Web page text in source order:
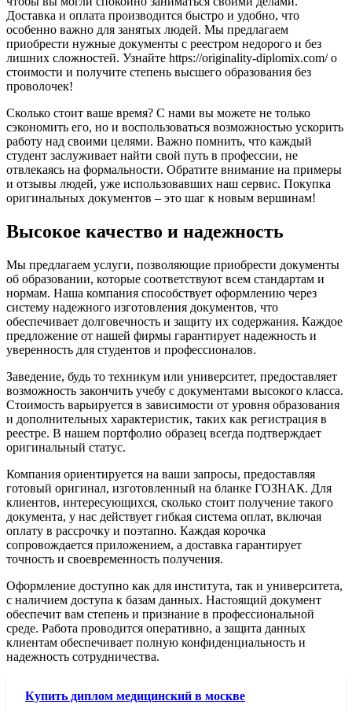
Доставка и оплата производится быстро и удобно, что
особенно важно для занятых людей. Мы предлагаем
приобрести нужные документы с реестром недорого и без
лишних сложностей. Узнайте https://originality-diplomix.com/ о
стоимости и получите степень высшего образования без
проволочек!
Сколько стоит ваше время? С нами вы можете не только
сэкономить его, но и воспользоваться возможностью ускорить
работу над своими целями. Важно помнить, что каждый
студент заслуживает найти свой путь в профессии, не
отвлекаясь на формальности. Обратите внимание на примеры
и отзывы людей, уже использовавших наш сервис. Покупка
оригинальных документов – это шаг к новым вершинам!
Высокое качество и надежность
Мы предлагаем услуги, позволяющие приобрести документы
об образовании, которые соответствуют всем стандартам и
нормам. Наша компания способствует оформлению через
систему надежного изготовления документов, что
обеспечивает долговечность и защиту их содержания. Каждое
предложение от нашей фирмы гарантирует надежность и
уверенность для студентов и профессионалов.
Заведение, будь то техникум или университет, предоставляет
возможность закончить учебу с документами высокого класса.
Стоимость варьируется в зависимости от уровня образования
и дополнительных характеристик, таких как регистрация в
реестре. В нашем портфолио образец всегда подтверждает
оригинальный статус.
Компания ориентируется на ваши запросы, предоставляя
готовый оригинал, изготовленный на бланке ГОЗНАК. Для
клиентов, интересующихся, сколько стоит получение такого
документа, у нас действует гибкая система оплат, включая
оплату в рассрочку и поэтапно. Каждая корочка
сопровождается приложением, а доставка гарантирует
точность и своевременность получения.
Оформление доступно как для института, так и университета,
с наличием доступа к базам данных. Настоящий документ
обеспечит вам степень и признание в профессиональной
среде. Работа проводится оперативно, а защита данных
клиентам обеспечивает полную конфиденциальность и
надежность сотрудничества.
Купить диплом медицинский в москве